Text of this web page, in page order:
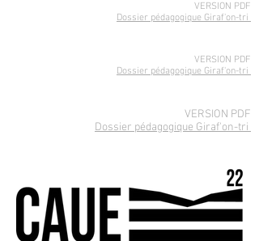
VERSION PDF
Dossier pédagogique Giraf'on-tri
VERSION PDF
Dossier pédagogique Giraf'on-tri
VERSION PDF
Dossier pédagogique Giraf'on-tri